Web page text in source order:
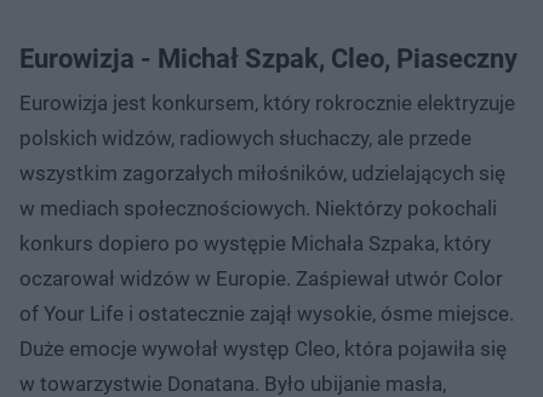
Eurowizja - Michał Szpak, Cleo, Piaseczny
Eurowizja jest konkursem, który rokrocznie elektryzuje
polskich widzów, radiowych słuchaczy, ale przede
wszystkim zagorzałych miłośników, udzielających się
w mediach społecznościowych. Niektórzy pokochali
konkurs dopiero po występie Michała Szpaka, który
oczarował widzów w Europie. Zaśpiewał utwór Color
of Your Life i ostatecznie zajął wysokie, ósme miejsce.
Duże emocje wywołał występ Cleo, która pojawiła się
w towarzystwie Donatana. Było ubijanie masła,